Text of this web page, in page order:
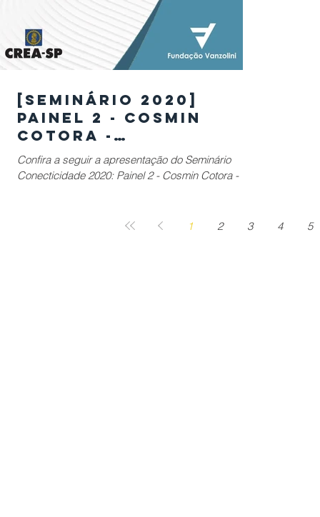
[SEMINÁRIO 2020]
Painel 2 - Cosmin
Cotora -
Planejamento de
Longo Prazo para
Confira a seguir a apresentação do Seminário
Conecticidade 2020: Painel 2 - Cosmin Cotora -
1 2 3 4 5